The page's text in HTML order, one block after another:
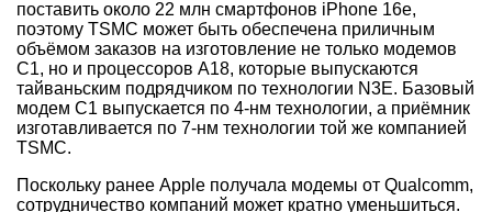
поставить около 22 млн смартфонов iPhone 16e,
поэтому TSMC может быть обеспечена приличным
объёмом заказов на изготовление не только модемов
C1, но и процессоров A18, которые выпускаются
тайваньским подрядчиком по технологии N3E. Базовый
модем C1 выпускается по 4-нм технологии, а приёмник
изготавливается по 7-нм технологии той же компанией
TSMC.
Поскольку ранее Apple получала модемы от Qualcomm,
сотрудничество компаний может кратно уменьшиться.